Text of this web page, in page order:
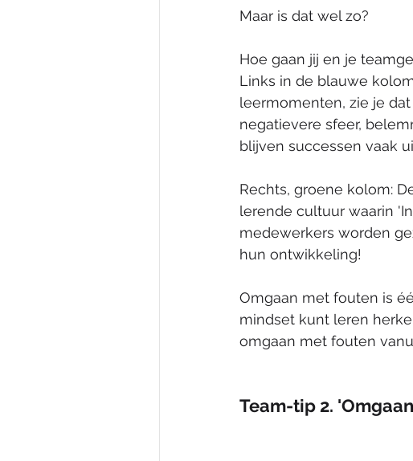
Maar is dat wel zo?
Hoe gaan jij en je
Links in de blauwe
leermomenten, zie je
negatievere sfeer,
blijven successen vaak
Rechts, groene kolom:
lerende cultuur waarin
medewerkers worden
hun ontwikkeling!
Omgaan met fouten is
mindset kunt leren
omgaan met fouten
Team-tip 2.